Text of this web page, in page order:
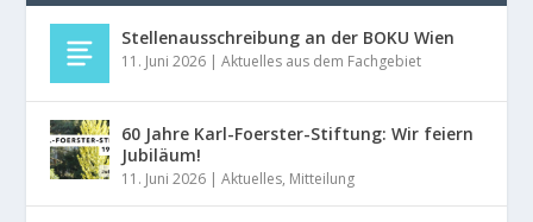
Stellenausschreibung an der BOKU Wien
11. Juni 2026 |Aktuelles aus dem Fachgebiet
60 Jahre Karl-Foerster-Stiftung: Wir feiern
Jubiläum!
11. Juni 2026 |Aktuelles, Mitteilung